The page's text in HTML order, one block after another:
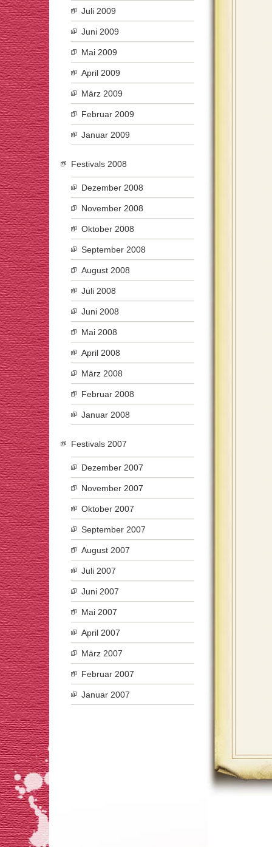
Juli 2009
Juni 2009
Mai 2009
April 2009
März 2009
Februar 2009
Januar 2009
Festivals 2008
Dezember 2008
November 2008
Oktober 2008
September 2008
August 2008
Juli 2008
Juni 2008
Mai 2008
April 2008
März 2008
Februar 2008
Januar 2008
Festivals 2007
Dezember 2007
November 2007
Oktober 2007
September 2007
August 2007
Juli 2007
Juni 2007
Mai 2007
April 2007
März 2007
Februar 2007
Januar 2007